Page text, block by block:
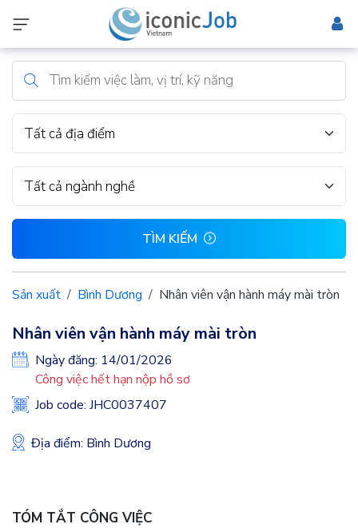
Tất cả địa điểm
Tất cả ngành nghề
TÌM KIẾM
Sản xuất Bình Dương Nhân viên vận hành máy mài tròn
Nhân viên vận hành máy mài tròn
Ngày đăng: 14/01/2026
Công việc hết hạn nộp hồ sơ
Job code: JHC0037407
Địa điểm: Bình Dương
TÓM TẮT CÔNG VIỆC